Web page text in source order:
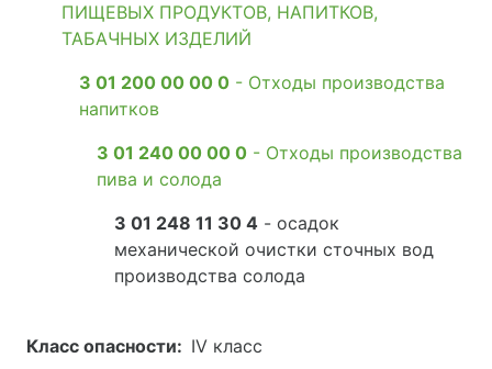
ПИЩЕВЫХ ПРОДУКТОВ, НАПИТКОВ,
ТАБАЧНЫХ ИЗДЕЛИЙ
3 01 200 00 00 0 - Отходы производства
напитков
3 01 240 00 00 0 - Отходы производства
пива и солода
3 01 248 11 30 4 - осадок
механической очистки сточных вод
производства солода
Класс опасности: IV класс